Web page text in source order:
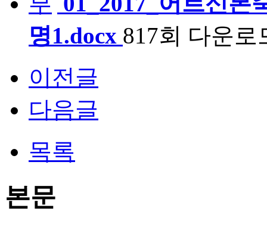
명1.docx 817회 다운로
이전글
다음글
목록
본문